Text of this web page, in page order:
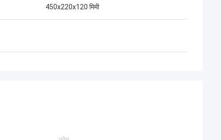
हमारा दीर्घकालिक भागीदार है। 10
450x220x120 मिमी